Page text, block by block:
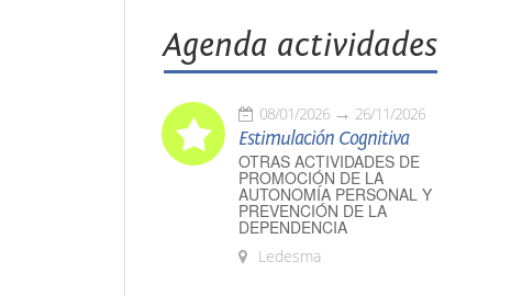
Agenda actividades
08/01/2026 26/11/2026
Estimulación Cognitiva
OTRAS ACTIVIDADES DE
PROMOCIÓN DE LA
AUTONOMÍA PERSONAL Y
PREVENCIÓN DE LA
DEPENDENCIA
Ledesma